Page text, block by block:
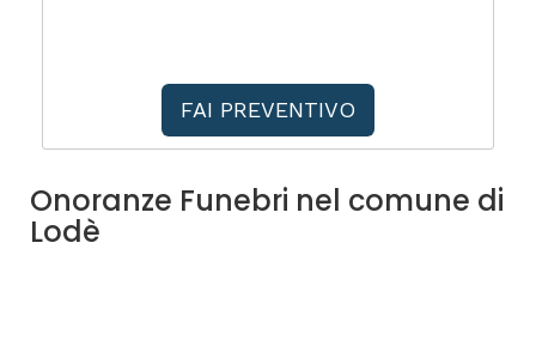
FAI PREVENTIVO
Onoranze Funebri nel comune di
Lodè